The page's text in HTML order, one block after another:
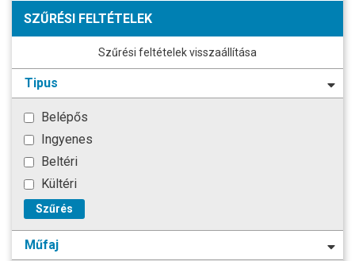
SZŰRÉSI FELTÉTELEK
Szűrési feltételek visszaállítása
Tipus
Belépős
Ingyenes
Beltéri
Kültéri
Szűrés
Műfaj